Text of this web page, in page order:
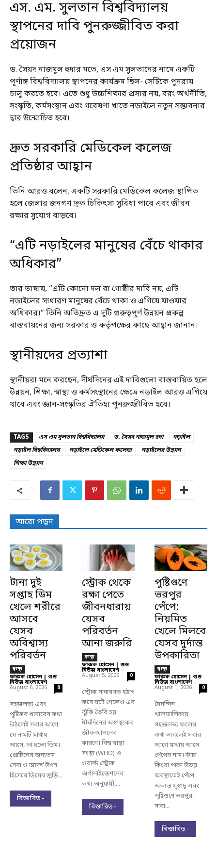
এস. এম. সুলতান বিশ্ববিদ্যালয়
স্থাপনের দাবি পুনরুজ্জীবিত করা
প্রয়োজন
ড. সৈয়দ নাজমুল হুদার মতে, এস এম সুলতানের নামে একটি
পূর্ণাঙ্গ বিশ্ববিদ্যালয় স্থাপনের কার্যক্রম ছিল- সেটিকে পুনরায়
চালু করতে হবে। এতে শুধু উচ্চশিক্ষার প্রসার নয়, বরং অর্থনীতি,
সংস্কৃতি, কর্মসংস্থান এবং গবেষণা খাতে নড়াইলে নতুন সম্ভাবনার
দ্বার উন্মোচিত হবে।
দ্রুত সরকারি মেডিকেল কলেজ
প্রতিষ্ঠার আহ্বান
তিনি আরও বলেন, একটি সরকারি মেডিকেল কলেজ স্থাপিত
হলে জেলার জনগণ দ্রুত চিকিৎসা সুবিধা পাবে এবং জীবন
রক্ষার সুযোগ বাড়বে।
“এটি নড়াইলের মানুষের বেঁচে থাকার
অধিকার”
তার ভাষায়, “এটি কোনো দল বা গোষ্ঠীর দাবি নয়, এটি
নড়াইলের সাধারণ মানুষের বেঁচে থাকা ও এগিয়ে যাওয়ার
অধিকার।” তিনি অতিদ্রুত এ দুটি গুরুত্বপূর্ণ উন্নয়ন প্রকল্প
বাস্তবায়নের জন্য সরকার ও কর্তৃপক্ষের কাছে আহ্বান জানান।
স্থানীয়দের প্রত্যাশা
স্থানীয়রা মনে করছেন, দীর্ঘদিনের এই দাবিগুলো বাস্তবায়িত হলে
উন্নয়ন, শিক্ষা, স্বাস্থ্য ও কর্মসংস্থানের ক্ষেত্রে নড়াইল আরও এগিয়ে
যাবে এবং জ্ঞান-সংস্কৃতির ঐতিহ্য পুনরুজ্জীবিত হবে।
TAGS এস এম সুলতান বিশ্ববিদ্যালয় ড. সৈয়দ নাজমুল হুদা
নড়াইল
নড়াইল বিশ্ববিদ্যালয়
নড়াইলে মেডিকেল কলেজ
নড়াইলের উন্নয়ন
শিক্ষা উন্নয়ন
আরো পড়ুন
টানা দুই
সপ্তাহ ডিম
খেলে শরীরে
আসবে
যেসব
অবিশ্বাস্য
পরিবর্তন
স্বাস্থ্য
ফারুক হোসেন | গুড
নিউজ বাংলাদেশ -
August 6, 2026 0
সহজলভ্য এবং
পুষ্টিকর খাবারের কথা
উঠলেই সবার আগে
যে নামটি মাথায়
আসে, তা হলো ডিম।
প্রোটিনের অন্যতম
সেরা ও আদর্শ উৎস
হিসেবে ডিমের জুড়ি...
বিস্তারিত -
স্ট্রোক থেকে
রক্ষা পেতে
জীবনধারায়
যেসব
পরিবর্তন
আনা জরুরি
স্বাস্থ্য
ফারুক হোসেন | গুড
নিউজ বাংলাদেশ -
August 5, 2026 0
স্ট্রোক সাধারণত হঠাৎ
করে ঘটে গেলেও এর
ঝুঁকি তৈরি হয়
দীর্ঘদিনের অস্বাস্থ্যকর
জীবনযাপনের
কারণে। বিশ্ব স্বাস্থ্য
সংস্থা (WHO) ও
ওয়ার্ল্ড স্ট্রোক
অর্গানাইজেশনের
তথ্য অনুযায়ী,...
বিস্তারিত -
পুষ্টিগুণে
ভরপুর
পেঁপে:
নিয়মিত
খেলে মিলবে
যেসব দুর্দান্ত
উপকারিতা
স্বাস্থ্য
ফারুক হোসেন | গুড
নিউজ বাংলাদেশ -
August 1, 2026 0
দৈনন্দিন
খাদ্যতালিকায়
সহজলভ্য ফলের
কথা ভাবলেই সবার
আগে মাথায় আসে
পেঁপের নাম। কাঁচা
কিংবা পাকা উভয়
অবস্থাতেই পেঁপে
অত্যন্ত সুস্বাদু এবং
পুষ্টিগুণে ভরপুর।
সারা...
বিস্তারিত -